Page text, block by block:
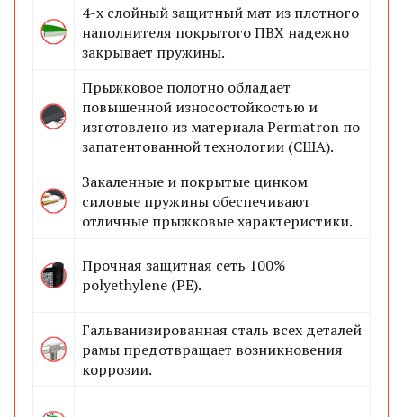
4-х слойный защитный мат из плотного
наполнителя покрытого ПВХ надежно
закрывает пружины.
Прыжковое полотно обладает
повышенной износостойкостью и
изготовлено из материала Permatron по
запатентованной технологии (США).
Закаленные и покрытые цинком
силовые пружины обеспечивают
отличные прыжковые характеристики.
Прочная защитная сеть 100%
polyethylene (PE).
Гальванизированная сталь всех деталей
рамы предотвращает возникновения
коррозии.